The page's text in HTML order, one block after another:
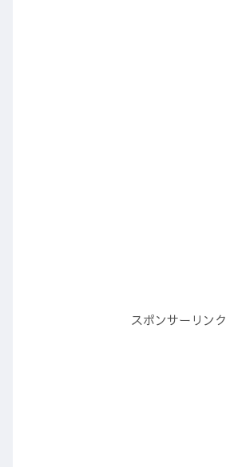
スポンサーリンク